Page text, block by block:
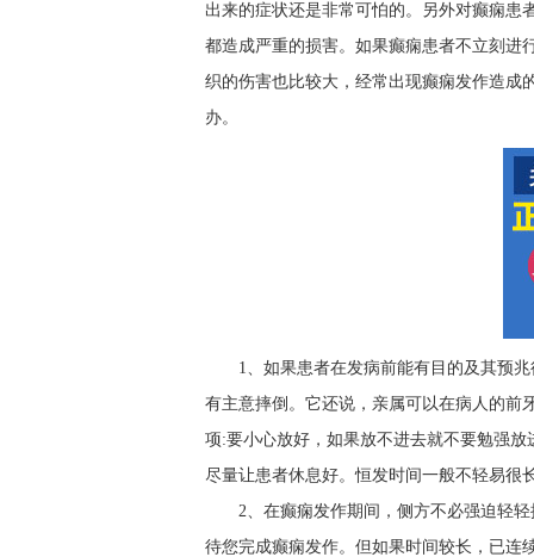
出来的症状还是非常可怕的。另外对癫痫患
都造成严重的损害。如果癫痫患者不立刻进
织的伤害也比较大，经常出现癫痫发作造成
办。
1、如果患者在发病前能有目的及其预
有主意摔倒。它还说，亲属可以在病人的前
项:要小心放好，如果放不进去就不要勉强
尽量让患者休息好。恒发时间一般不轻易很
2、在癫痫发作期间，侧方不必强迫轻
待您完成癫痫发作。但如果时间较长，已连